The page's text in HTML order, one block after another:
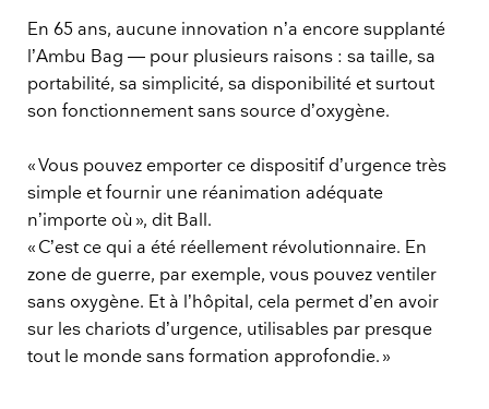
En 65 ans, aucune innovation n’a encore supplanté
l’Ambu Bag — pour plusieurs raisons : sa taille, sa
portabilité, sa simplicité, sa disponibilité et surtout
son fonctionnement sans source d’oxygène.
« Vous pouvez emporter ce dispositif d’urgence très
simple et fournir une réanimation adéquate
n’importe où », dit Ball.
« C’est ce qui a été réellement révolutionnaire. En
zone de guerre, par exemple, vous pouvez ventiler
sans oxygène. Et à l’hôpital, cela permet d’en avoir
sur les chariots d’urgence, utilisables par presque
tout le monde sans formation approfondie. »